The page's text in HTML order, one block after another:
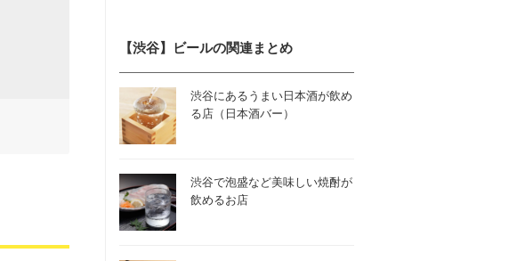
【渋谷】ビールの関連まとめ
渋谷にあるうまい日本酒が飲め
る店（日本酒バー）
渋谷で泡盛など美味しい焼酎が
飲めるお店